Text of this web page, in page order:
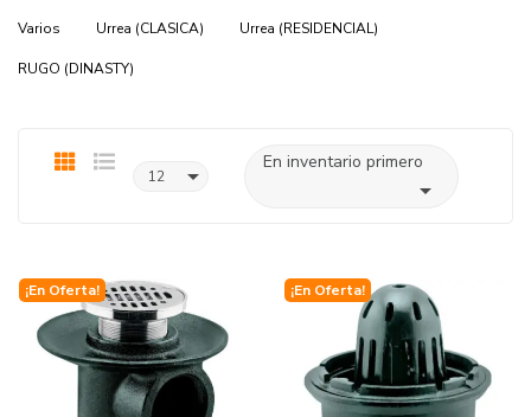
Varios Urrea (CLASICA) Urrea (RESIDENCIAL)
RUGO (DINASTY)
12 
En inventario primero

¡En Oferta! ¡En Oferta!